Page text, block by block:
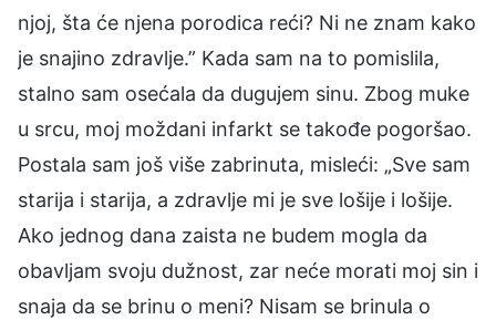
njoj, šta će njena porodica reći? Ni ne znam kako
je snajino zdravlje.” Kada sam na to pomislila,
stalno sam osećala da dugujem sinu. Zbog muke
u srcu, moj moždani infarkt se takođe pogoršao.
Postala sam još više zabrinuta, misleći: „Sve sam
starija i starija, a zdravlje mi je sve lošije i lošije.
Ako jednog dana zaista ne budem mogla da
obavljam svoju dužnost, zar neće morati moj sin i
snaja da se brinu o meni? Nisam se brinula o